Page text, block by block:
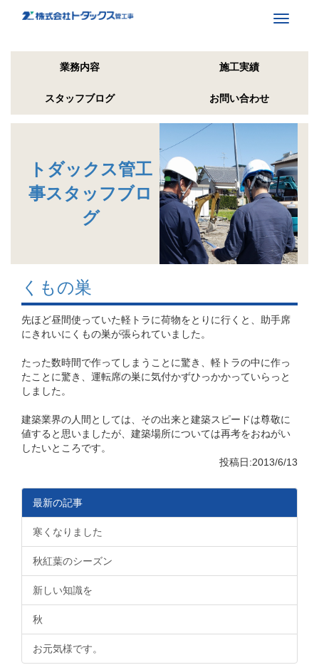
Toggle
業務内容 施工実績
スタッフブログ お問い合わせ
トダックス管工
事スタッフブロ
グ
くもの巣
先ほど昼間使っていた軽トラに荷物をとりに行くと、助手席
にきれいにくもの巣が張られていました。
たった数時間で作ってしまうことに驚き、軽トラの中に作っ
たことに驚き、運転席の巣に気付かずひっかかっていらっと
しました。
建築業界の人間としては、その出来と建築スピードは尊敬に
値すると思いましたが、建築場所については再考をおねがい
したいところです。
投稿日:2013/6/13
最新の記事
寒くなりました
秋紅葉のシーズン
新しい知識を
秋
お元気様です。